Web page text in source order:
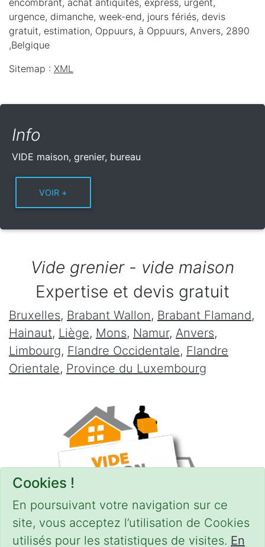
Cookies !
En poursuivant votre navigation sur ce
site, vous acceptez l’utilisation de Cookies
utilisés pour les statistiques de visites. En
urgence, dimanche, week-end, jours fériés, devis
gratuit, estimation, Oppuurs, à Oppuurs, Anvers, 2890
,Belgique
Sitemap : XML
Info
VIDE maison, grenier, bureau
Vide grenier - vide maison
Expertise et devis gratuit
Bruxelles, Brabant Wallon, Brabant Flamand,
Hainaut, Liège, Mons, Namur, Anvers,
Limbourg, Flandre Occidentale, Flandre
Orientale, Province du Luxembourg